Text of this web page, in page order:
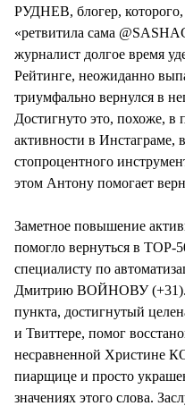
РУДНЕВ, блогер,
«ретвитила сама
журналист долгое время
Рейтинге, неожиданно
триумфально вернулся в
Достигнуто это, похоже, в
активности в Инстаграме,
стопроцентного
этом Антону помогает
Заметное повышение
помогло вернуться в TOP-
специалисту по
Дмитрию ВОЙНОВУ (+31).
пункта, достигнутый
и Твиттере, помог
несравненной Христине
пиарщице и просто
значениях этого слова.